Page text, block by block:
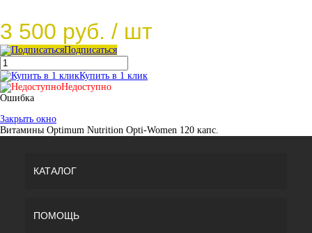
3 500 руб. / шт
Подписаться
Купить в 1 клик
Недоступно
Ошибка
Закрыть окно
Витамины Optimum Nutrition Opti-Women 120 капс.
КАТАЛОГ
ПОМОЩЬ